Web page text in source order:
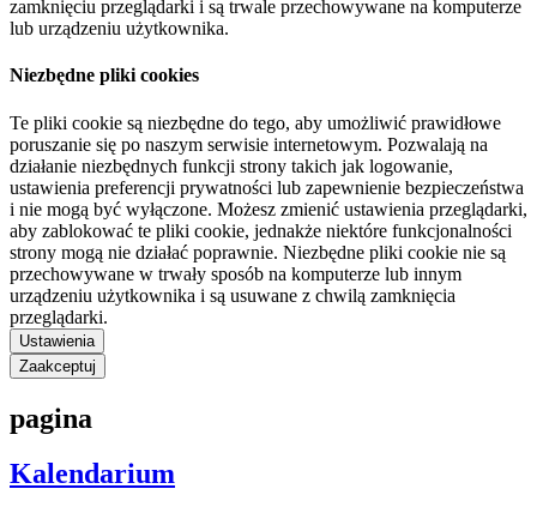
zamknięciu przeglądarki i są trwale przechowywane na komputerze
lub urządzeniu użytkownika.
Niezbędne pliki cookies
Te pliki cookie są niezbędne do tego, aby umożliwić prawidłowe
poruszanie się po naszym serwisie internetowym. Pozwalają na
działanie niezbędnych funkcji strony takich jak logowanie,
ustawienia preferencji prywatności lub zapewnienie bezpieczeństwa
i nie mogą być wyłączone. Możesz zmienić ustawienia przeglądarki,
aby zablokować te pliki cookie, jednakże niektóre funkcjonalności
strony mogą nie działać poprawnie. Niezbędne pliki cookie nie są
przechowywane w trwały sposób na komputerze lub innym
urządzeniu użytkownika i są usuwane z chwilą zamknięcia
przeglądarki.
Ustawienia
Zaakceptuj
pagina
Kalendarium